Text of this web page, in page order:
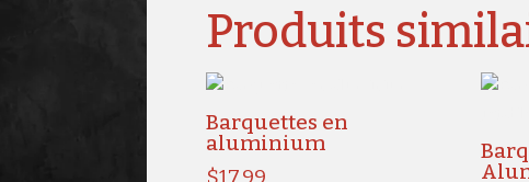
Produits
Barquettes en
aluminium